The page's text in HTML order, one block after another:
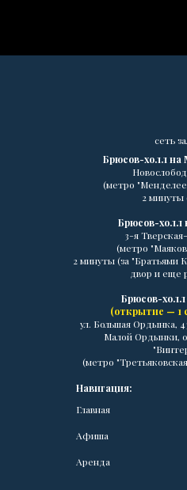
Главная
Афиша
Аренда
Навигация:
Брюсов-холл на
(метро
2 минуты
Брюсов-холл
3-я
(метро
2 минуты (за "Братьями
двор и еще
Брюсов-
(открытие — 1
ул. Большая Ордынка,
Малой Ордынки,
(метро
сеть